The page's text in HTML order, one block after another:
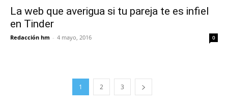
La web que averigua si tu pareja te es infiel
en Tinder
Redacción hm - 4 mayo, 2016 0
1 2 3